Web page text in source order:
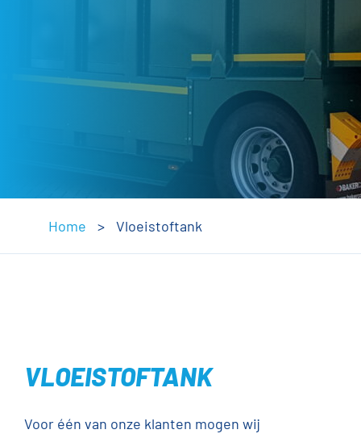
Home > Vloeistoftank
VLOEISTOFTANK
Voor één van onze klanten mogen wij